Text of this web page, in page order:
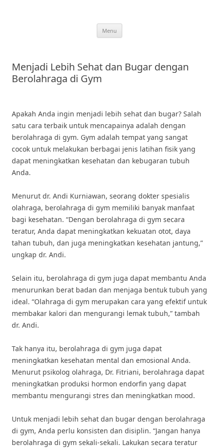
Menu
Menjadi Lebih Sehat dan Bugar dengan
Berolahraga di Gym
Apakah Anda ingin menjadi lebih sehat dan bugar? Salah
satu cara terbaik untuk mencapainya adalah dengan
berolahraga di gym. Gym adalah tempat yang sangat
cocok untuk melakukan berbagai jenis latihan fisik yang
dapat meningkatkan kesehatan dan kebugaran tubuh
Anda.
Menurut dr. Andi Kurniawan, seorang dokter spesialis
olahraga, berolahraga di gym memiliki banyak manfaat
bagi kesehatan. “Dengan berolahraga di gym secara
teratur, Anda dapat meningkatkan kekuatan otot, daya
tahan tubuh, dan juga meningkatkan kesehatan jantung,”
ungkap dr. Andi.
Selain itu, berolahraga di gym juga dapat membantu Anda
menurunkan berat badan dan menjaga bentuk tubuh yang
ideal. “Olahraga di gym merupakan cara yang efektif untuk
membakar kalori dan mengurangi lemak tubuh,” tambah
dr. Andi.
Tak hanya itu, berolahraga di gym juga dapat
meningkatkan kesehatan mental dan emosional Anda.
Menurut psikolog olahraga, Dr. Fitriani, berolahraga dapat
meningkatkan produksi hormon endorfin yang dapat
membantu mengurangi stres dan meningkatkan mood.
Untuk menjadi lebih sehat dan bugar dengan berolahraga
di gym, Anda perlu konsisten dan disiplin. “Jangan hanya
berolahraga di gym sekali-sekali. Lakukan secara teratur